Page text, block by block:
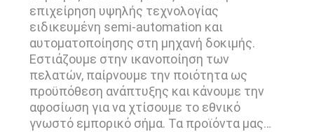
επιχείρηση υψηλής τεχνολογίας
ειδικευμένη semi-automation και
αυτοματοποίησης στη μηχανή δοκιμής.
Εστιάζουμε στην ικανοποίηση των
πελατών, παίρνουμε την ποιότητα ως
προϋπόθεση ανάπτυξης και κάνουμε την
αφοσίωση για να χτίσουμε το εθνικό
γνωστό εμπορικό σήμα. Τα προϊόντα μας